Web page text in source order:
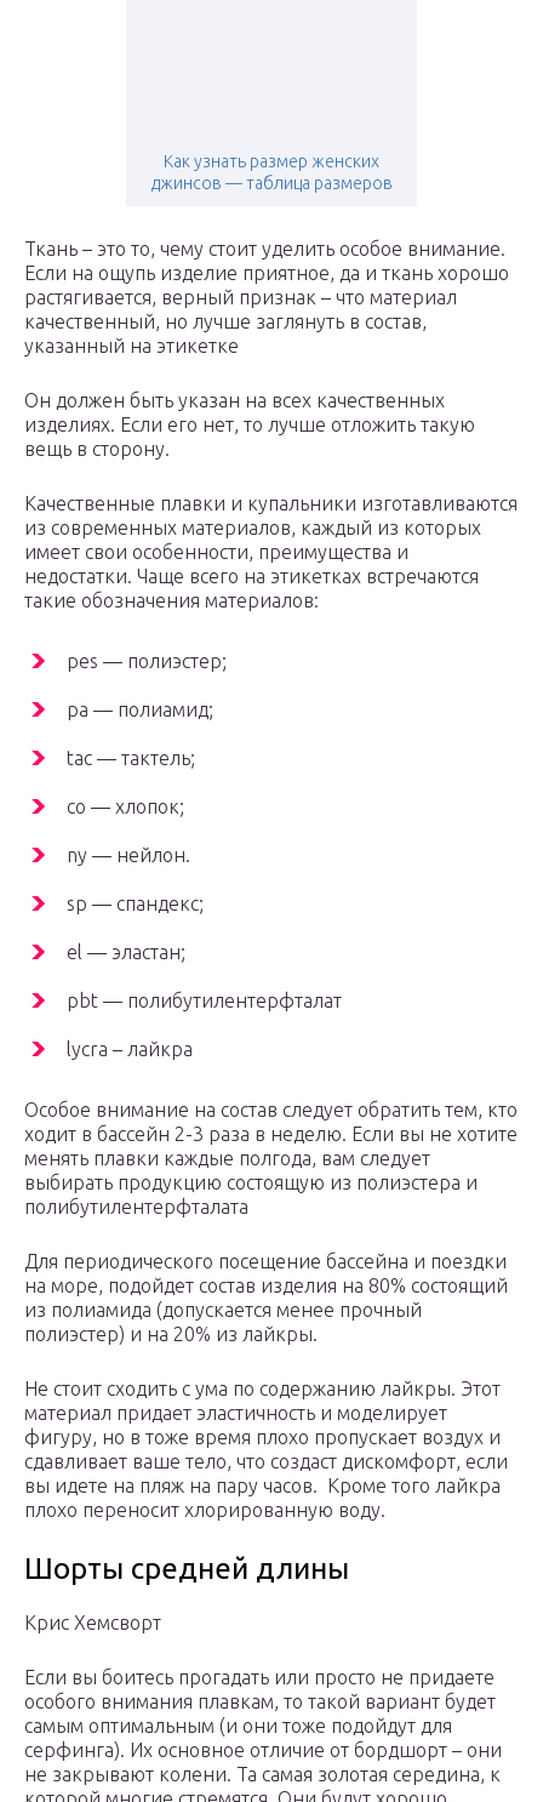
Как узнать размер женских
джинсов — таблица размеров
Ткань – это то, чему стоит уделить особое внимание.
Если на ощупь изделие приятное, да и ткань хорошо
растягивается, верный признак – что материал
качественный, но лучше заглянуть в состав,
указанный на этикетке
Он должен быть указан на всех качественных
изделиях. Если его нет, то лучше отложить такую
вещь в сторону.
Качественные плавки и купальники изготавливаются
из современных материалов, каждый из которых
имеет свои особенности, преимущества и
недостатки. Чаще всего на этикетках встречаются
такие обозначения материалов:
реs — полиэстер;
pa — полиамид;
tac — тактель;
co — хлопок;
ny — нейлон.
sp — спандекс;
el — эластан;
pbt — полибутилентерфталат
lycra – лайкра
Особое внимание на состав следует обратить тем, кто
ходит в бассейн 2-3 раза в неделю. Если вы не хотите
менять плавки каждые полгода, вам следует
выбирать продукцию состоящую из полиэстера и
полибутилентерфталата
Для периодического посещение бассейна и поездки
на море, подойдет состав изделия на 80% состоящий
из полиамида (допускается менее прочный
полиэстер) и на 20% из лайкры.
Не стоит сходить с ума по содержанию лайкры. Этот
материал придает эластичность и моделирует
фигуру, но в тоже время плохо пропускает воздух и
сдавливает ваше тело, что создаст дискомфорт, если
вы идете на пляж на пару часов. Кроме того лайкра
плохо переносит хлорированную воду.
Шорты средней длины
Крис Хемсворт
Если вы боитесь прогадать или просто не придаете
особого внимания плавкам, то такой вариант будет
самым оптимальным (и они тоже подойдут для
серфинга). Их основное отличие от бордшорт – они
не закрывают колени. Та самая золотая середина, к